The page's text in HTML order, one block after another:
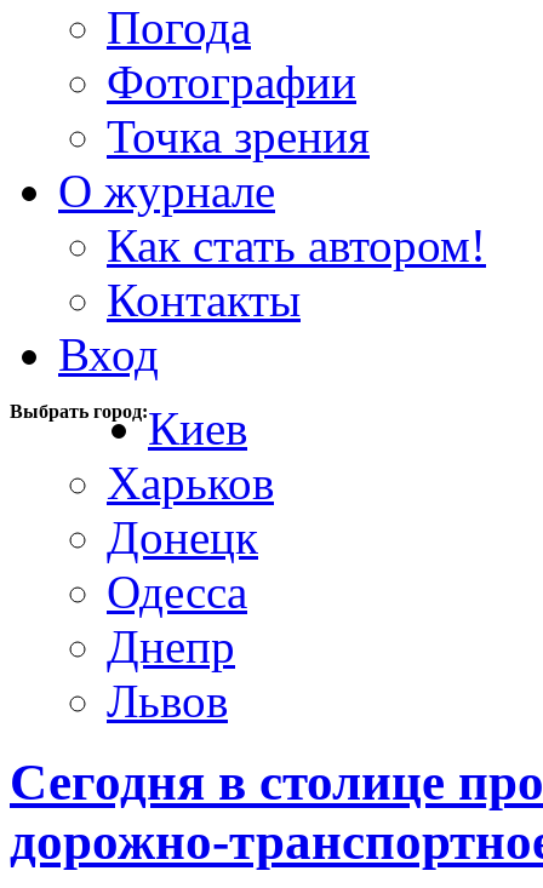
Погода
Фотографии
Точка зрения
О журнале
Как стать автором!
Контакты
Вход
Выбрать город:Киев
Харьков
Донецк
Одесса
Днепр
Львов
Сегодня в столице
дорожно-